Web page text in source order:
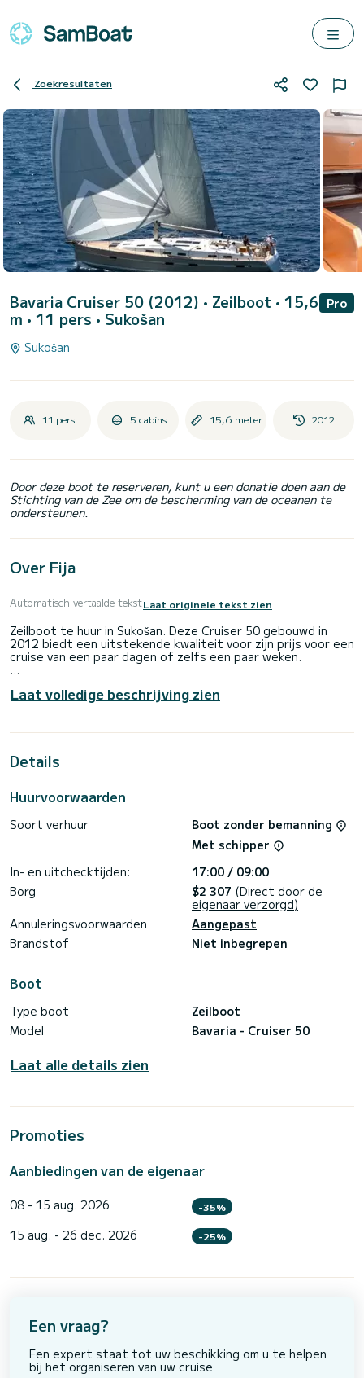
Zoekresultaten
Bavaria Cruiser 50 (2012) • Zeilboot • 15,6
m • 11 pers • Sukošan
Pro
Sukošan
11 pers. 5 cabins 15,6 meter 2012
Door deze boot te reserveren, kunt u een donatie doen aan de
Stichting van de Zee om de bescherming van de oceanen te
ondersteunen.
Over Fija
Automatisch vertaalde tekstLaat originele tekst zien
Zeilboot te huur in Sukošan. Deze Cruiser 50 gebouwd in
2012 biedt een uitstekende kwaliteit voor zijn prijs voor een
cruise van een paar dagen of zelfs een paar weken.
capaciteit van 11 personen. Met een totale lengte van 16
meter, zal het uw beste bondgenoot zijn om een
omgeving van Sukošan
Deze Cruiser 50 is uitgerust met 3 toiletten met een
Deze boot is uitgerust met een Furling grootzeil en een
Automatische piloot, Luidsprekers.
Voor informatieaanvragen of reserveringen, klikt u op de
knop « Vraag een offerte aan », een SamBoat-expert stuurt
Laat volledige beschrijving zien
Details
Huurvoorwaarden
Soort verhuur
Boot zonder bemanning
Met schipper
In- en uitchecktijden:
17:00 / 09:00
Borg
$2 307 (Direct door de
eigenaar verzorgd)
Annuleringsvoorwaarden
Aangepast
Brandstof
Niet inbegrepen
Boot
Type boot
Zeilboot
Model
Bavaria - Cruiser 50
Laat alle details zien
Promoties
Aanbiedingen van de eigenaar
08 - 15 aug. 2026 -35%
15 aug. - 26 dec. 2026 -25%
Een vraag?
Een expert staat tot uw beschikking om u te helpen
bij het organiseren van uw cruise